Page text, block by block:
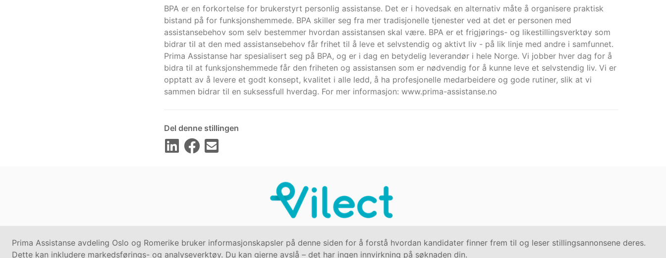
BPA er en forkortelse for brukerstyrt personlig assistanse. Det er i hovedsak en alternativ måte å organisere praktisk
bistand på for funksjonshemmede. BPA skiller seg fra mer tradisjonelle tjenester ved at det er personen med
assistansebehov som selv bestemmer hvordan assistansen skal være. BPA er et frigjørings- og likestillingsverktøy som
bidrar til at den med assistansebehov får frihet til å leve et selvstendig og aktivt liv - på lik linje med andre i samfunnet.
Prima Assistanse har spesialisert seg på BPA, og er i dag en betydelig leverandør i hele Norge. Vi jobber hver dag for å
bidra til at funksjonshemmede får den friheten og assistansen som er nødvendig for å kunne leve et selvstendig liv. Vi er
opptatt av å levere et godt konsept, kvalitet i alle ledd, å ha profesjonelle medarbeidere og gode rutiner, slik at vi
sammen bidrar til en suksessfull hverdag. For mer informasjon: www.prima-assistanse.no
Del denne stillingen
Personvern| Informasjonskapsler
Prima Assistanse avdeling Oslo og Romerike bruker informasjonskapsler på denne siden for å forstå hvordan kandidater finner frem til og leser stillingsannonsene deres.
Dette kan inkludere markedsførings- og analyseverktøy. Du kan gjerne avslå – det har ingen innvirkning på søknaden din.